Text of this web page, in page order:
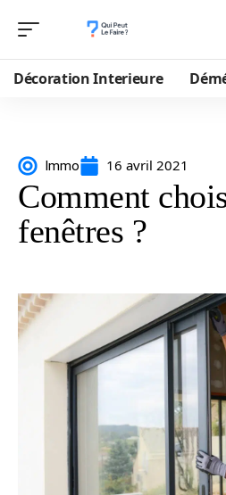
Décoration Interieure
Immo 16 avril 2021
Comment
fenêtres ?